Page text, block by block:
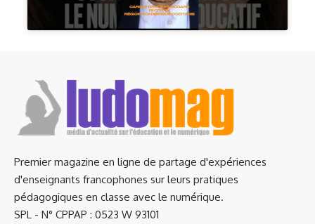
Premier magazine en ligne de partage d'expériences
d'enseignants francophones sur leurs pratiques
pédagogiques en classe avec le numérique.
SPL - N° CPPAP : 0523 W 93101